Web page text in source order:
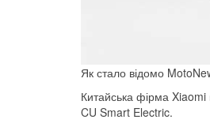
Як стало відомо
Китайська фірма
CU Smart Electric.